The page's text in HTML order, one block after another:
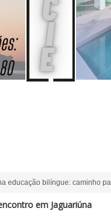
educação bilíngue: caminho
em Jaguariúna